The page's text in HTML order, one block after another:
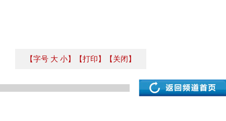
【字号 大 小】 【打印】 【关闭】